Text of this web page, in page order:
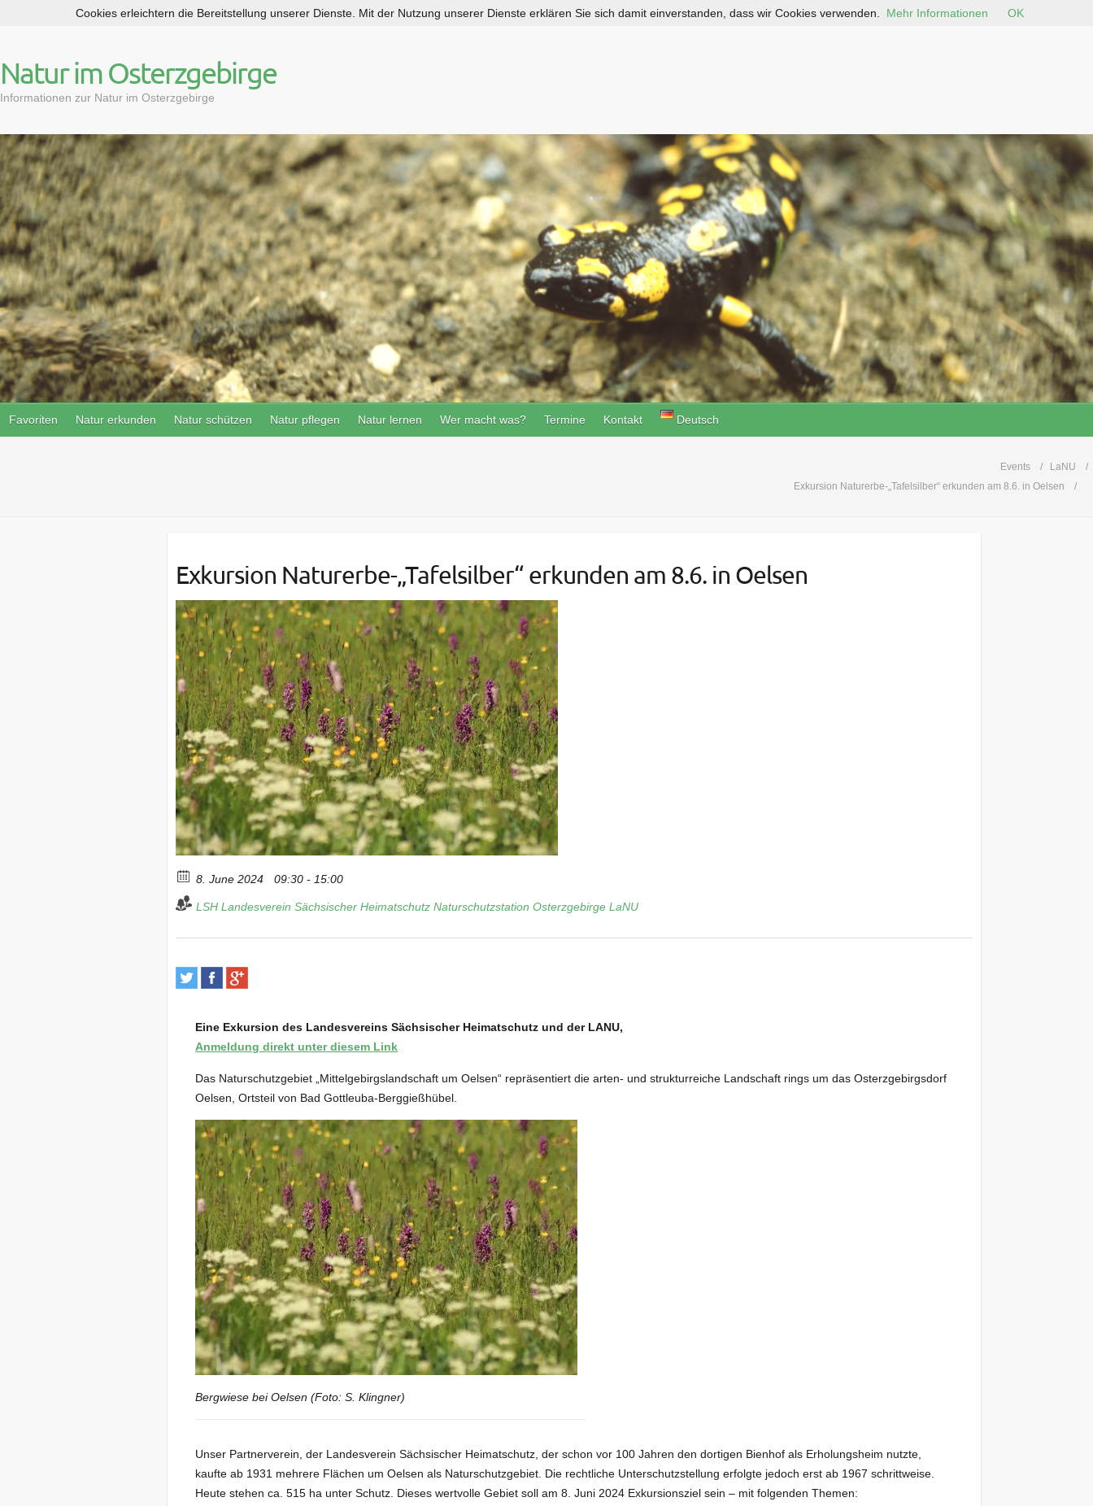
p
t
c
o
n
t
e
n
t
Natur im Osterzgebirge
Informationen zur Natur im Osterzgebirge
Favoriten Natur erkunden Natur schützen Natur pflegen Natur lernen Wer macht was? Termine Kontakt Deutsch
Events
LaNU
Exkursion Naturerbe-„Tafelsilber“ erkunden am 8.6. in Oelsen
Exkursion Naturerbe-„Tafelsilber“ erkunden am 8.6. in Oelsen
8. June 2024 09:30 - 15:00
LSH Landesverein Sächsischer Heimatschutz Naturschutzstation Osterzgebirge LaNU
Eine Exkursion des Landesvereins Sächsischer Heimatschutz und der LANU,
Anmeldung direkt unter diesem Link
Das Naturschutzgebiet „Mittelgebirgslandschaft um Oelsen“ repräsentiert die arten- und strukturreiche Landschaft rings um das Osterzgebirgsdorf
Oelsen, Ortsteil von Bad Gottleuba-Berggießhübel.
Bergwiese bei Oelsen (Foto: S. Klingner)
Unser Partnerverein, der Landesverein Sächsischer Heimatschutz, der schon vor 100 Jahren den dortigen Bienhof als Erholungsheim nutzte,
kaufte ab 1931 mehrere Flächen um Oelsen als Naturschutzgebiet. Die rechtliche Unterschutzstellung erfolgte jedoch erst ab 1967 schrittweise.
Heute stehen ca. 515 ha unter Schutz. Dieses wertvolle Gebiet soll am 8. Juni 2024 Exkursionsziel sein – mit folgenden Themen:
Cookies erleichtern die Bereitstellung unserer Dienste. Mit der Nutzung unserer Dienste erklären Sie sich damit einverstanden, dass wir Cookies verwenden. Mehr Informationen OK